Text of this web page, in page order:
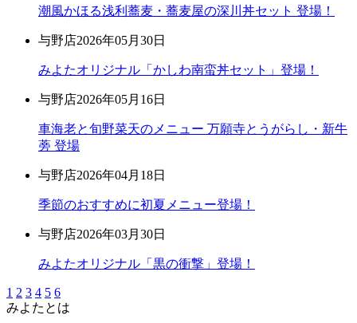
潮風かほる浅利蕎麦・蕎麦屋の深川丼セット 登場！
与野店2026年05月30日
みよたオリジナル「かしわ南蛮丼セット」登場！
与野店2026年05月16日
車海老と旬野菜天のメニュー 万願寺とうがらし・新牛
蒡 登場
与野店2026年04月18日
季節のおすすめに初夏メニュー登場！
与野店2026年03月30日
みよたオリジナル「黒の衝撃」登場！
1 2 3 4 5 6
みよたとは